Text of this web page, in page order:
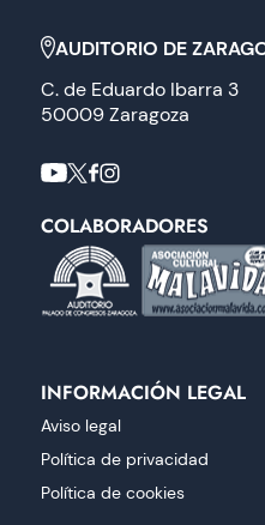
AUDITORIO DE
C. de Eduardo Ibarra 3
50009 Zaragoza
COLABORADORES
INFORMACIÓN LEGAL
Aviso legal
Política de privacidad
Política de cookies